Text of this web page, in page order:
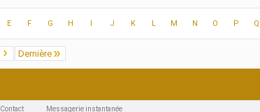
E F G H I J K L M N O P Q
Dernière
Contact Messagerie instantanée